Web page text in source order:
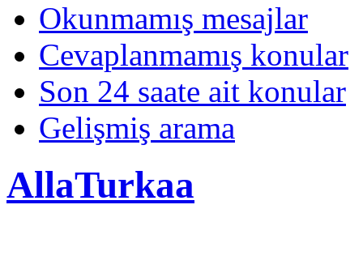
Okunmamış mesajlar
Cevaplanmamış konular
Son 24 saate ait konular
Gelişmiş arama
AllaTurkaa